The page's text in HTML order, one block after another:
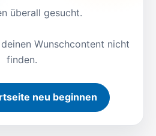
überall gesucht.
Wunschcontent nicht
finden.
neu beginnen